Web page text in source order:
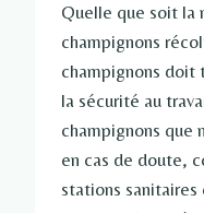
Quelle que soit la
champignons
champignons doit
la sécurité au
champignons que
en cas de doute,
stations